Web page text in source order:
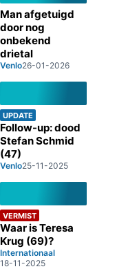
Man afgetuigd
door nog
onbekend
drietal
Venlo26-01-2026
UPDATE
Follow-up: dood
Stefan Schmid
(47)
Venlo25-11-2025
VERMIST
Waar is Teresa
Krug (69)?
Internationaal
18-11-2025